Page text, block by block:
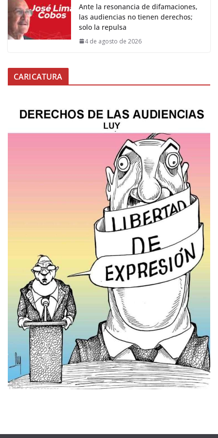
Ante la resonancia de difamaciones,
las audiencias no tienen derechos;
solo la repulsa
4 de agosto de 2026
CARICATURA